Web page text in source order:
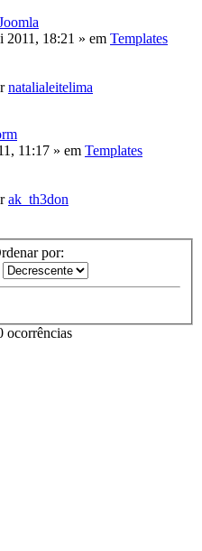
2011, 18:21 » em Templates
natalialeitelima
11:17 » em Templates
ak_th3don
por:
ocorrências